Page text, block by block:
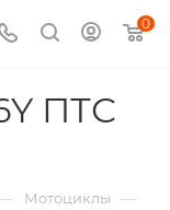
0
ПТС
Мотоциклы —